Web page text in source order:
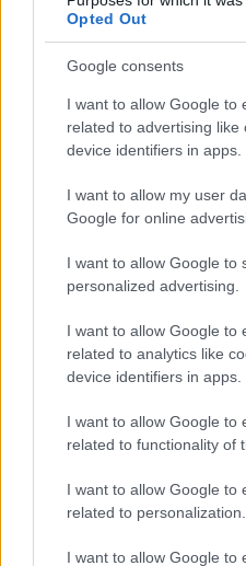
Opted Out
Google consents
I want to allow Google to
related to advertising like
device identifiers in apps.
I want to allow my user
Google for online
I want to allow Google to
personalized advertising.
I want to allow Google to
related to analytics like
device identifiers in apps.
I want to allow Google to
related to functionality of
I want to allow Google to
related to personalization.
I want to allow Google to
I nostri cari
I nostri cari
I nostri cari
Invia un Comunicato